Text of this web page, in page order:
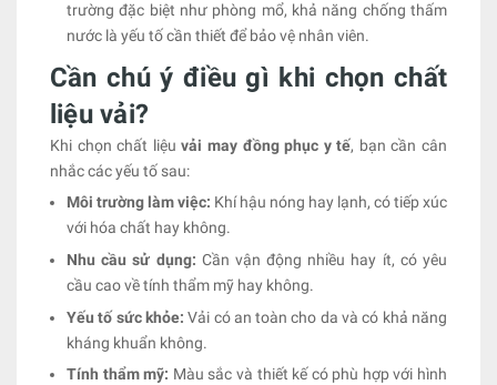
trường đặc biệt như phòng mổ, khả năng chống thấm
nước là yếu tố cần thiết để bảo vệ nhân viên.
Cần chú ý điều gì khi chọn chất
liệu vải?
Khi chọn chất liệu vải may đồng phục y tế, bạn cần cân
nhắc các yếu tố sau:
Môi trường làm việc: Khí hậu nóng hay lạnh, có tiếp xúc
với hóa chất hay không.
Nhu cầu sử dụng: Cần vận động nhiều hay ít, có yêu
cầu cao về tính thẩm mỹ hay không.
Yếu tố sức khỏe:Vải có an toàn cho da và có khả năng
kháng khuẩn không.
Tính thẩm mỹ: Màu sắc và thiết kế có phù hợp với hình